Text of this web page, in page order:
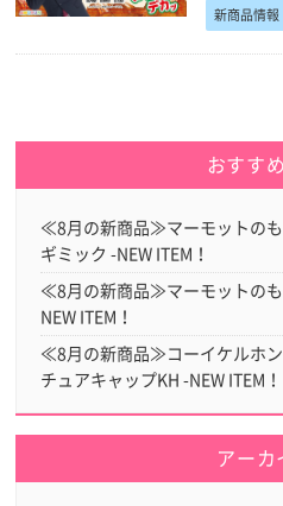
新商品情報
おすす
≪8月の新商品≫マーモットの
ギミック -NEW ITEM！
≪8月の新商品≫マーモットの
NEW ITEM！
≪8月の新商品≫コーイケルホ
チュアキャップKH -NEW ITEM！
アーカ